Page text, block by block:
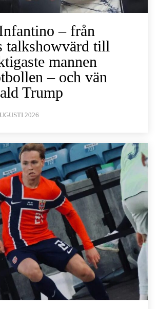
– från
talkshowvärd till
mannen
– och vän
Trump
2026